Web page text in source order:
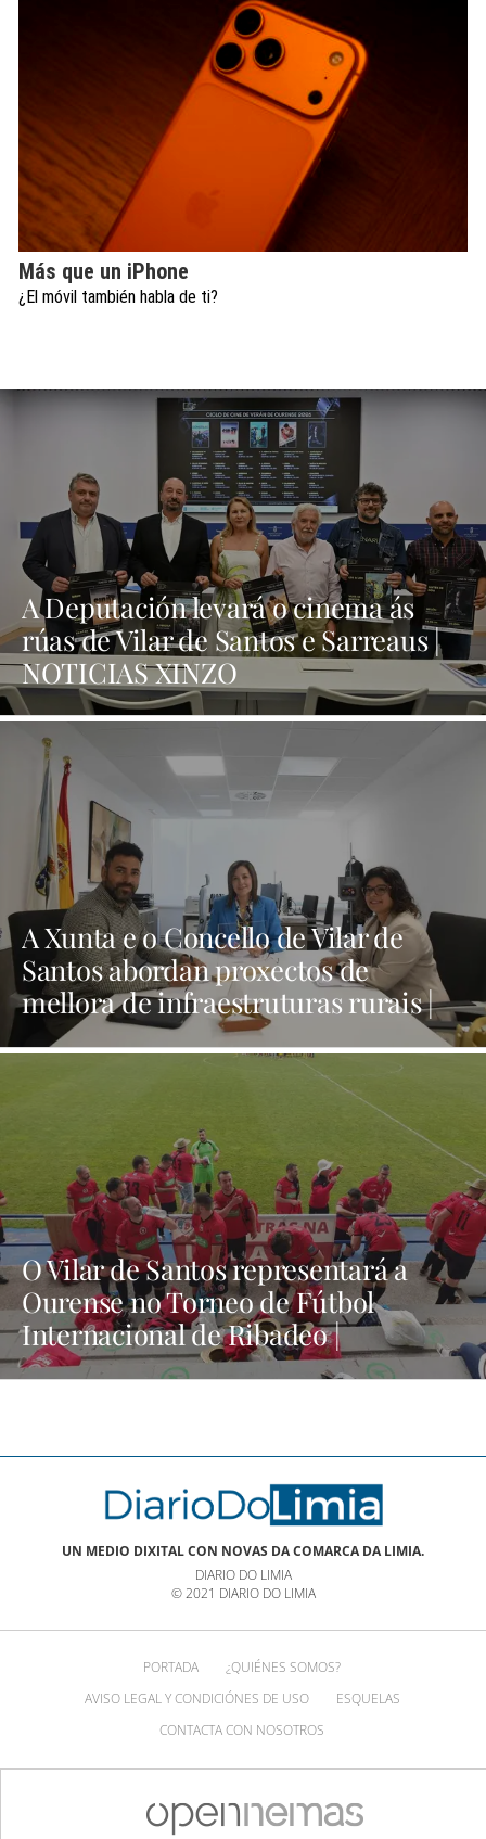
Más que un iPhone
¿El móvil también habla de ti?
A Deputación levará o cinema ás
rúas de Vilar de Santos e Sarreaus |
NOTICIAS XINZO
A Xunta e o Concello de Vilar de
Santos abordan proxectos de
mellora de infraestruturas rurais |
NOTICIAS XINZO
O Vilar de Santos representará a
Ourense no Torneo de Fútbol
Internacional de Ribadeo |
NOTICIAS XINZO
UN MEDIO DIXITAL CON NOVAS DA COMARCA DA LIMIA.
DIARIO DO LIMIA
© 2021 DIARIO DO LIMIA
PORTADA
¿QUIÉNES SOMOS?
AVISO LEGAL Y CONDICIÓNES DE USO
ESQUELAS
CONTACTA CON NOSOTROS